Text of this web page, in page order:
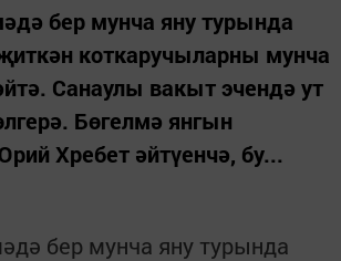
бер мунча яну турында
коткаручыларны мунча
Санаулы вакыт эчендә ут
Бөгелмә янгын
Хребет әйтүенчә, бу...
бер мунча яну турында